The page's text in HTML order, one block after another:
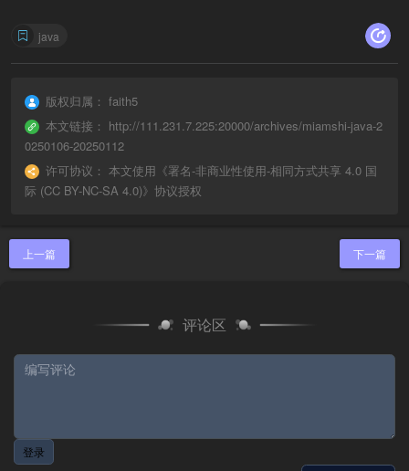
java
版权归属： faith5
本文链接： http://111.231.7.225:20000/archives/miamshi-java-2
0250106-20250112
许可协议： 本文使用《署名-非商业性使用-相同方式共享 4.0 国
际 (CC BY-NC-SA 4.0)》协议授权
上一篇 下一篇
评论区